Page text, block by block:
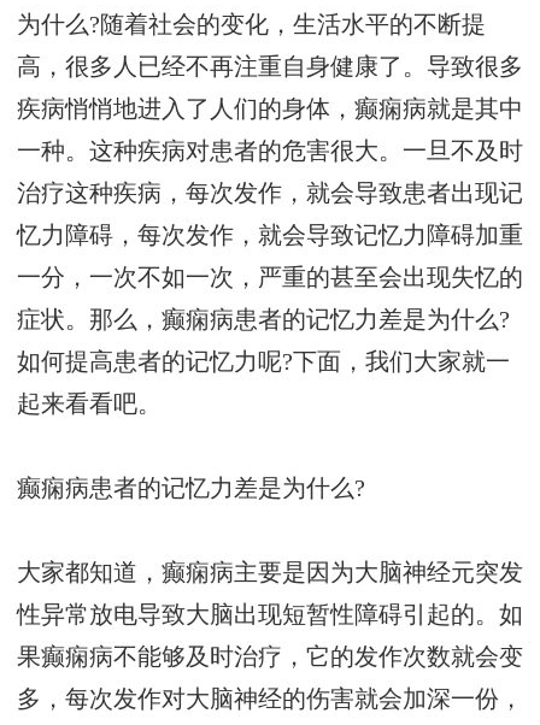
为什么?随着社会的变化，生活水平的不断提
高，很多人已经不再注重自身健康了。导致很多
疾病悄悄地进入了人们的身体，癫痫病就是其中
一种。这种疾病对患者的危害很大。一旦不及时
治疗这种疾病，每次发作，就会导致患者出现记
忆力障碍，每次发作，就会导致记忆力障碍加重
一分，一次不如一次，严重的甚至会出现失忆的
症状。那么，癫痫病患者的记忆力差是为什么?
如何提高患者的记忆力呢?下面，我们大家就一
起来看看吧。
癫痫病患者的记忆力差是为什么?
大家都知道，癫痫病主要是因为大脑神经元突发
性异常放电导致大脑出现短暂性障碍引起的。如
果癫痫病不能够及时治疗，它的发作次数就会变
多，每次发作对大脑神经的伤害就会加深一份，